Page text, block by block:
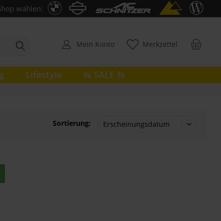
wählen:
Merkzettel
Mein Konto
Lifestyle % SALE %
Sortierung: